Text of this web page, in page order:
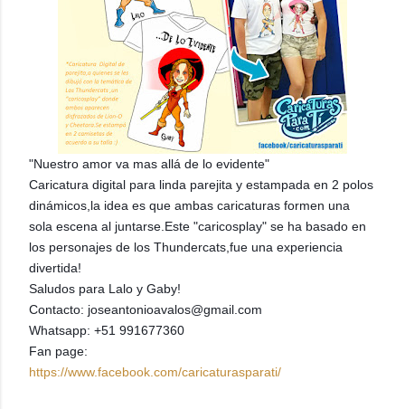
"Nuestro amor va mas allá de lo evidente"
Caricatura digital para linda parejita y estampada en 2 polos
dinámicos,la idea es que ambas caricaturas formen una
sola escena al juntarse.Este "caricosplay" se ha basado en
los personajes de los Thundercats,fue una experiencia
divertida!
Saludos para Lalo y Gaby!
Contacto: joseantonioavalos@gmail.com
Whatsapp: +51 991677360
Fan page:
https://www.facebook.com/caricaturasparati/